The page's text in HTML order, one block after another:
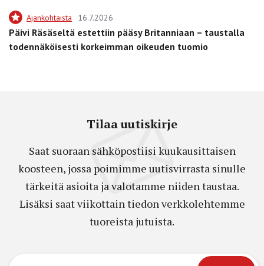
Ajankohtaista 16.7.2026
Päivi Räsäseltä estettiin pääsy Britanniaan – taustalla
todennäköisesti korkeimman oikeuden tuomio
Tilaa uutiskirje
Saat suoraan sähköpostiisi kuukausittaisen
koosteen, jossa poimimme uutisvirrasta sinulle
tärkeitä asioita ja valotamme niiden taustaa.
Lisäksi saat viikottain tiedon verkkolehtemme
tuoreista jutuista.